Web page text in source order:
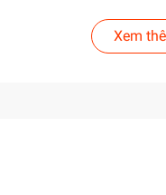
Bình chứa nước tháo
em từ 3 tuổi trở lên (3+).
Xem